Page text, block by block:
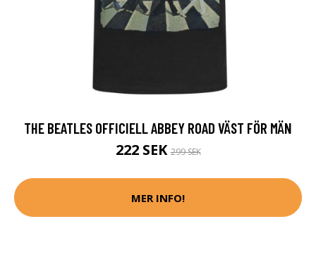
THE BEATLES OFFICIELL ABBEY ROAD VÄST FÖR MÄN
222 SEK299 SEK
MER INFO!